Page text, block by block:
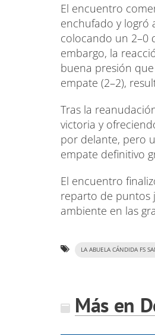
El encuentro
enchufado y logró
colocando un 2–0
embargo, la
buena presión
empate (2–2),
Tras la
victoria y
por delante, pero
empate definitivo
El encuentro
reparto de puntos
ambiente en las
LA ABUELA CÁNDIDA FS
Más en